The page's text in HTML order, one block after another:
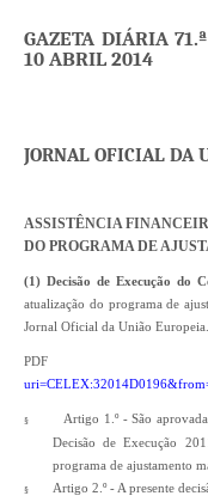
GAZETA DIÁRIA
10 ABRIL 2014
JORNAL OFICIAL DA
ASSISTÊNCIA
DO PROGRAMA DE
(1) Decisão de Execução do
atualização do programa de
Jornal Oficial da União
§
Artigo 1.º - São
Decisão de Execução
programa de ajustamento
§ Artigo 2.º - A presente